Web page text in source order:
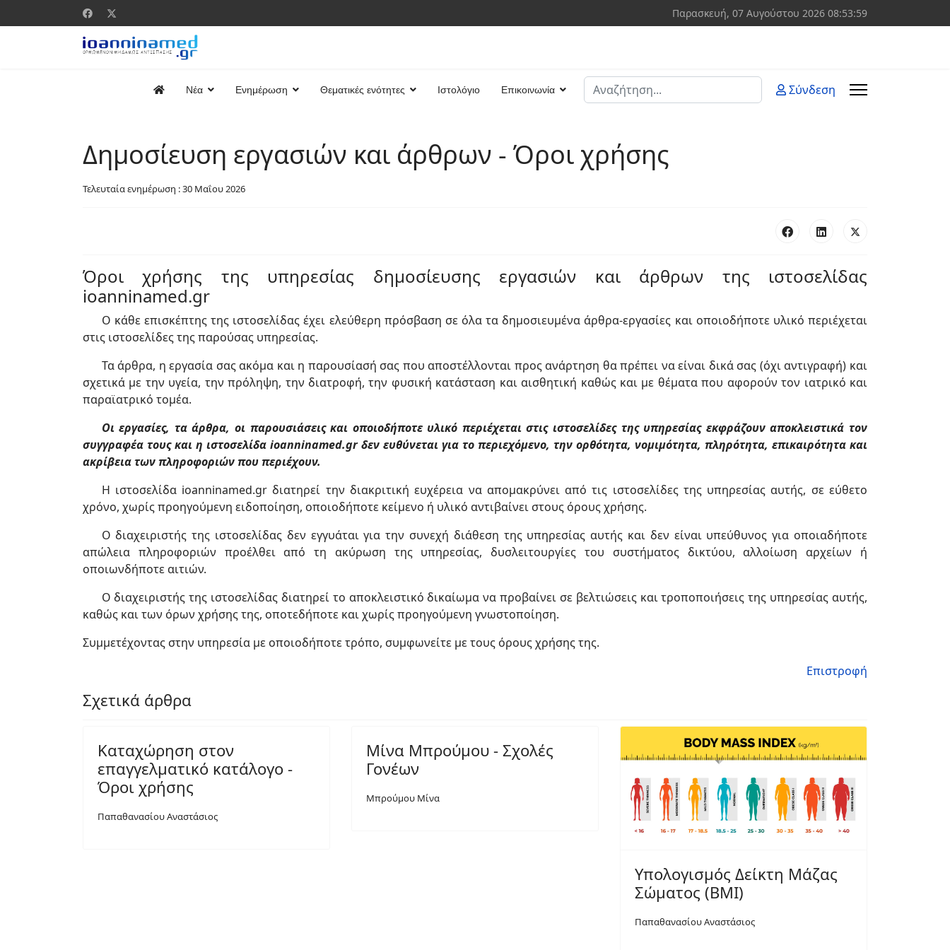
Παρασκευή, 07 Αυγούστου 2026 08:53:59
Νέα Ενημέρωση Θεματικές ενότητες Ιστολόγιο Επικοινωνία
Αναζήτηση
Σύνδεση
Δημοσίευση εργασιών και άρθρων - Όροι χρήσης
Τελευταία ενημέρωση : 30 Μαΐου 2026
Όροι χρήσης της υπηρεσίας δημοσίευσης εργασιών και άρθρων της ιστοσελίδας
ioanninamed.gr
Ο κάθε επισκέπτης της ιστοσελίδας έχει ελεύθερη πρόσβαση σε όλα τα δημοσιευμένα άρθρα-εργασίες και οποιοδήποτε υλικό περιέχεται
στις ιστοσελίδες της παρούσας υπηρεσίας.
Τα άρθρα, η εργασία σας ακόμα και η παρουσίασή σας που αποστέλλονται προς ανάρτηση θα πρέπει να είναι δικά σας (όχι αντιγραφή) και
σχετικά με την υγεία, την πρόληψη, την διατροφή, την φυσική κατάσταση και αισθητική καθώς και με θέματα που αφορούν τον ιατρικό και
παραϊατρικό τομέα.
Οι εργασίες, τα άρθρα, οι παρουσιάσεις και οποιοδήποτε υλικό περιέχεται στις ιστοσελίδες της υπηρεσίας εκφράζουν αποκλειστικά τον
συγγραφέα τους και η ιστοσελίδα ioanninamed.gr δεν ευθύνεται για το περιεχόμενο, την ορθότητα, νομιμότητα, πληρότητα, επικαιρότητα και
ακρίβεια των πληροφοριών που περιέχουν.
Η ιστοσελίδα ioanninamed.gr διατηρεί την διακριτική ευχέρεια να απομακρύνει από τις ιστοσελίδες της υπηρεσίας αυτής, σε εύθετο
χρόνο, χωρίς προηγούμενη ειδοποίηση, οποιοδήποτε κείμενο ή υλικό αντιβαίνει στους όρους χρήσης.
Ο διαχειριστής της ιστοσελίδας δεν εγγυάται για την συνεχή διάθεση της υπηρεσίας αυτής και δεν είναι υπεύθυνος για οποιαδήποτε
απώλεια πληροφοριών προέλθει από τη ακύρωση της υπηρεσίας, δυσλειτουργίες του συστήματος δικτύου, αλλοίωση αρχείων ή
οποιωνδήποτε αιτιών.
Ο διαχειριστής της ιστοσελίδας διατηρεί το αποκλειστικό δικαίωμα να προβαίνει σε βελτιώσεις και τροποποιήσεις της υπηρεσίας αυτής,
καθώς και των όρων χρήσης της, οποτεδήποτε και χωρίς προηγούμενη γνωστοποίηση.
Συμμετέχοντας στην υπηρεσία με οποιοδήποτε τρόπο, συμφωνείτε με τους όρους χρήσης της.
Επιστροφή
Σχετικά άρθρα
Καταχώρηση στον
επαγγελματικό κατάλογο -
Όροι χρήσης
Παπαθανασίου Αναστάσιος
Μίνα Μπρούμου - Σχολές
Γονέων
Μπρούμου Μίνα
Υπολογισμός Δείκτη Μάζας
Σώματος (BMI)
Παπαθανασίου Αναστάσιος